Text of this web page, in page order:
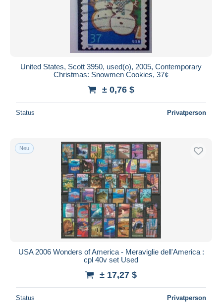
United States, Scott 3950, used(o), 2005, Contemporary
Christmas: Snowmen Cookies, 37¢
± 0,76 $
Status Privatperson
Neu
USA 2006 Wonders of America - Meraviglie dell'America :
cpl 40v set Used
± 17,27 $
Status Privatperson